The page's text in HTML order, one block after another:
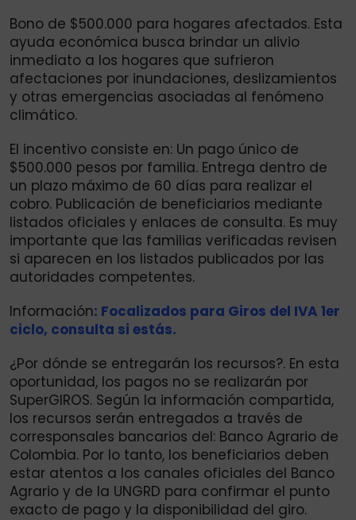
Bono de $500.000 para hogares afectados. Esta
ayuda económica busca brindar un alivio
inmediato a los hogares que sufrieron
afectaciones por inundaciones, deslizamientos
y otras emergencias asociadas al fenómeno
climático.
El incentivo consiste en: Un pago único de
$500.000 pesos por familia. Entrega dentro de
un plazo máximo de 60 días para realizar el
cobro. Publicación de beneficiarios mediante
listados oficiales y enlaces de consulta. Es muy
importante que las familias verificadas revisen
si aparecen en los listados publicados por las
autoridades competentes.
Información: Focalizados para Giros del IVA 1er
ciclo, consulta si estás.
¿Por dónde se entregarán los recursos?. En esta
oportunidad, los pagos no se realizarán por
SuperGIROS. Según la información compartida,
los recursos serán entregados a través de
corresponsales bancarios del: Banco Agrario de
Colombia. Por lo tanto, los beneficiarios deben
estar atentos a los canales oficiales del Banco
Agrario y de la UNGRD para confirmar el punto
exacto de pago y la disponibilidad del giro.